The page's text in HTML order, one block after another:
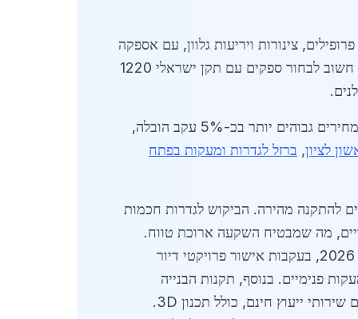
צינורות ויריעות גלוון, עם אספקה
מהירה לאזור. ספקים אחרים מתמחים בייצור גדרות מותאמות אישית, כולל ציפוי אבקה לעמידות בפני קורוזיה. חשוב לבחור ספקים עם תקן ישראלי 1220
המחירים גבוהים יותר בכ-5% עקב הובלה,
לציון, ברזל לגדרות ומעקות בפתח
להתקנה מהירה. הביקוש לגדרות חכמות
תעשייה. ספקים בגדרה מציעים ערבויות של 10 שנים על ציפויים, מה שמבטיח השקעה ארוכת טווח.
לקוחות פרטיים נהנים ממבצעים כמו הנחה של 10% על הזמנות מעל 5 טון. השוק צפוי לצמוח ב-15% עד סוף 2026, בעקבות אישור פרויקטי דיור
פנימיים. בנוסף, תקנות הבנייה
המעודכנות דורשות בדיקות עמידות רוח של 120 קמ"ש, מה שמעלה את הסטנדרטים. ספקים מקומיים מספקים שירותי ייעוץ חינם, כולל תכנון 3D.